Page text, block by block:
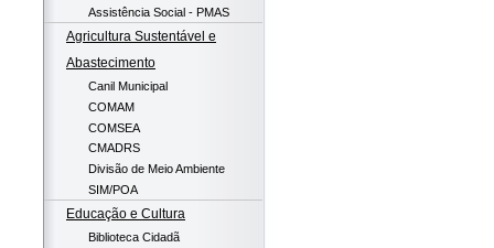
Assistência Social - PMAS
Agricultura Sustentável e
Abastecimento
Canil Municipal
COMAM
COMSEA
CMADRS
Divisão de Meio Ambiente
SIM/POA
Educação e Cultura
Biblioteca Cidadã